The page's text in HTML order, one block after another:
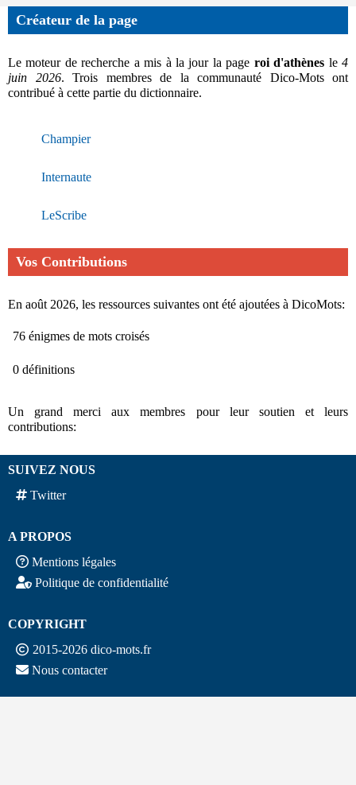
Créateur de la page
Le moteur de recherche a mis à la jour la page roi d'athènes le4
juin 2026. Trois membres de la communauté Dico-Mots ont
contribué à cette partie du dictionnaire.
Champier
Internaute
LeScribe
Vos Contributions
En août 2026, les ressources suivantes ont été ajoutées à DicoMots:
76 énigmes de mots croisés
0 définitions
Un grand merci aux membres pour leur soutien et leurs
contributions:
SUIVEZ NOUS
Twitter
A PROPOS
Mentions légales
Politique de confidentialité
COPYRIGHT
2015-2026 dico-mots.fr
Nous contacter